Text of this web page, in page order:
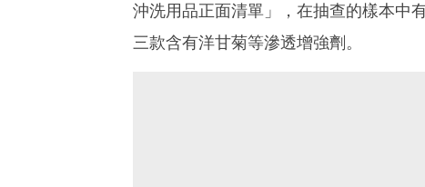
沖洗用品正面清單」，在抽查的樣本中
三款含有洋甘菊等滲透增強劑。